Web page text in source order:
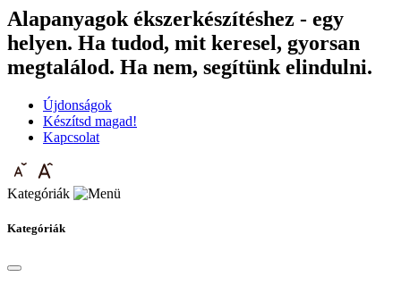
Alapanyagok ékszerkészítéshez - egy
helyen. Ha tudod, mit keresel, gyorsan
megtalálod. Ha nem, segítünk elindulni.
Újdonságok
Készítsd magad!
Kapcsolat
Kategóriák
Kategóriák